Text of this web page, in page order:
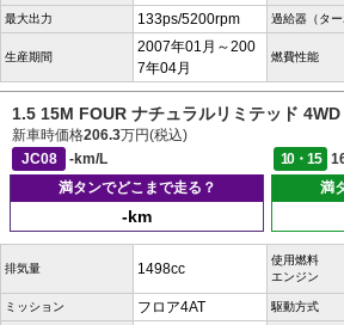
最大出力 133ps/5200rpm 過給器（ター
生産期間
2007年01月～200
7年04月
燃費性能
1.5 15M FOUR ナチュラルリミテッド 4WD
新車時価格206.3万円(税込)
JC08
-km/L 10・15
満タンでどこまで走る？
-km
満
排気量 1498cc
使用燃料
エンジン
ミッション フロア4AT 駆動方式